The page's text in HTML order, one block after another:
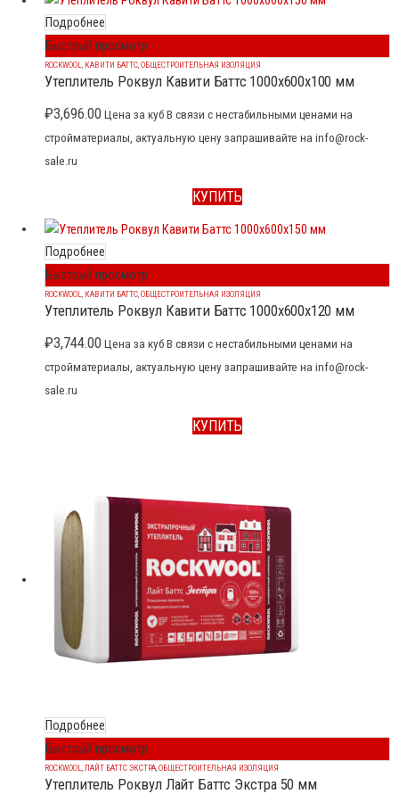
Подробнее
Быстрый просмотр
ROCKWOOL, КАВИТИ БАТТС,ОБЩЕСТРОИТЕЛЬНАЯ ИЗОЛЯЦИЯ
Утеплитель Роквул Кавити Баттс 1000x600x100 мм
₽3,696.00 Цена за куб В связи с нестабильными ценами на
стройматериалы, актуальную цену запрашивайте на info@rock-
sale.ru
КУПИТЬ
Подробнее
Быстрый просмотр
ROCKWOOL КАВИТИ БАТТС ОБЩЕСТРОИТЕЛЬНАЯ ИЗОЛЯЦИЯ
Утеплитель Роквул Кавити Баттс 1000x600x120 мм
₽3,744.00 Цена за куб В связи с нестабильными ценами на
стройматериалы, актуальную цену запрашивайте на info@rock-
sale.ru
КУПИТЬ
Подробнее
Быстрый просмотр
ROCKWOOL ЛАЙТ БАТТС ЭКСТРА ОБЩЕСТРОИТЕЛЬНАЯ ИЗОЛЯЦИЯ
Утеплитель Роквул Лайт Баттс Экстра 50 мм